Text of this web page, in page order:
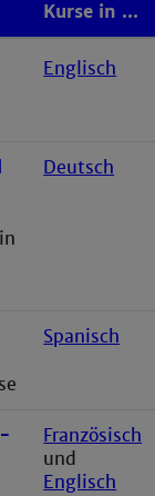
Kurse in ...
Englisch
Deutsch
Spanisch
Französisch
und
Englisch